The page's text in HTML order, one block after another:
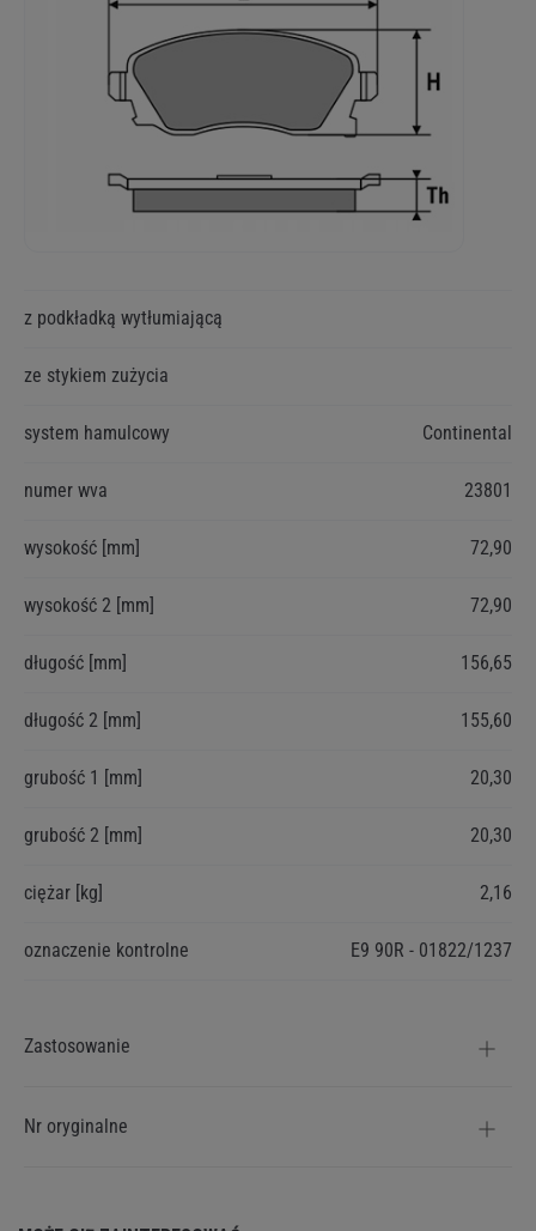
informacji
z podkładką wytłumiającą
ze stykiem zużycia
system hamulcowy Continental
numer wva 23801
wysokość [mm] 72,90
wysokość 2 [mm] 72,90
długość [mm] 156,65
długość 2 [mm] 155,60
grubość 1 [mm] 20,30
grubość 2 [mm] 20,30
ciężar [kg] 2,16
oznaczenie kontrolne E9 90R - 01822/1237
Zastosowanie
Nr oryginalne